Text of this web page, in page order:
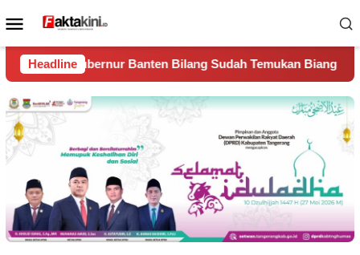
ke
Menu
Mobile
Headline
Banten Bilang Sudah Temukan Biang Kerok Sungai Cisadane